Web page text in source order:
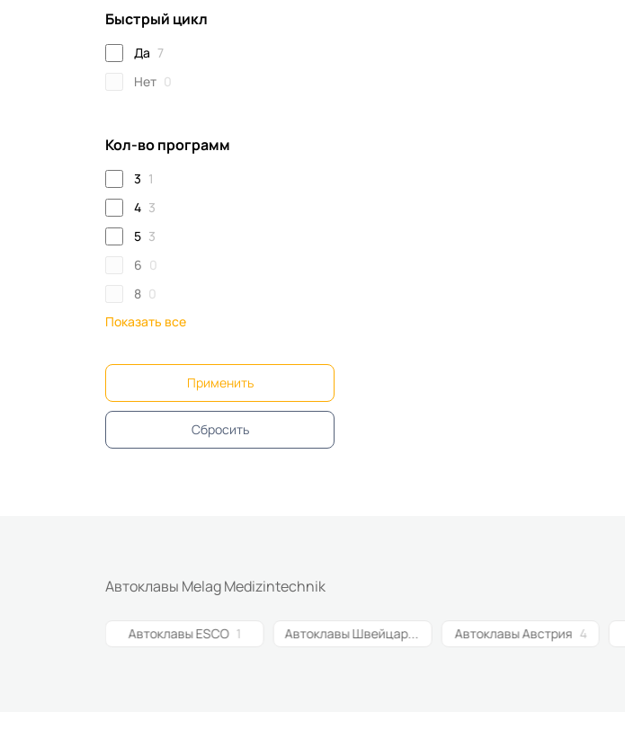
Быстрый цикл
Да 7
Нет 0
Кол-во программ
3 1
4 3
5 3
6 0
8 0
Показать все
Применить
Сбросить
Автоклавы Melag Medizintechnik
Автоклавы ESCO 1 Автоклавы Швейцария Автоклавы Австрия 4